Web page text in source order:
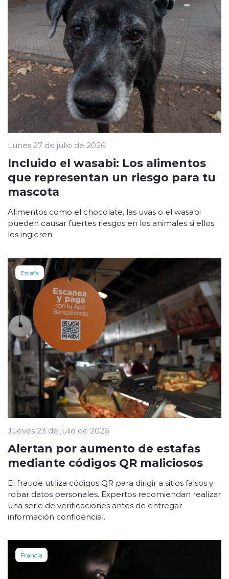
Lunes 27 de julio de 2026
Incluido el wasabi: Los alimentos
que representan un riesgo para tu
mascota
Alimentos como el chocolate, las uvas o el wasabi
pueden causar fuertes riesgos en los animales si ellos
los ingieren.
Estafa
Jueves 23 de julio de 2026
Alertan por aumento de estafas
mediante códigos QR maliciosos
El fraude utiliza códigos QR para dirigir a sitios falsos y
robar datos personales. Expertos recomiendan realizar
una serie de verificaciones antes de entregar
información confidencial.
Francia